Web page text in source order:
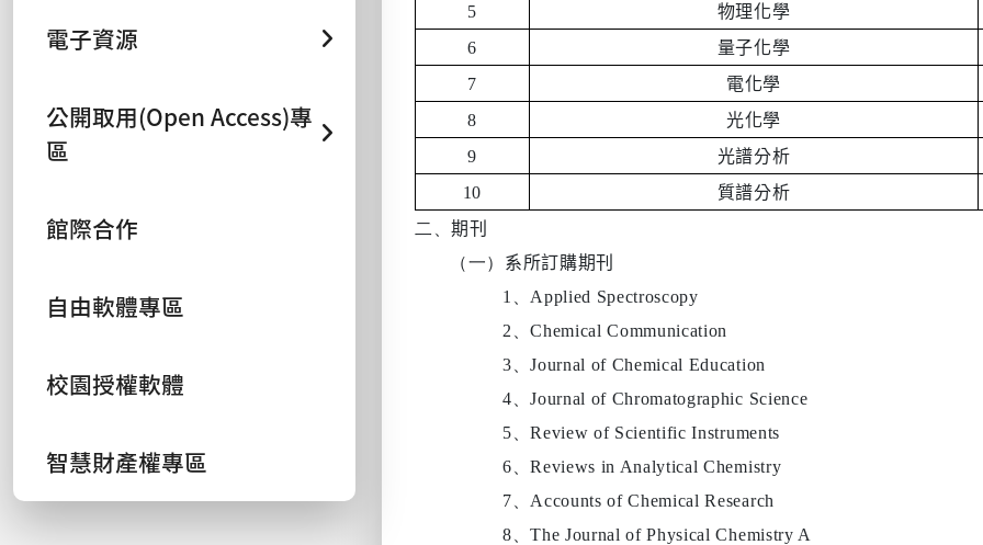
電子資源
公開取用(Open Access)專
區
館際合作
自由軟體專區
校園授權軟體
智慧財產權專區
5
物理化學
6
量子化學
7
電化學
8
光化學
9
光譜分析
10
質譜分析
二、期刊
（一） 系所訂購期刊
1、 Applied Spectroscopy
2、Chemical Communication
3、Journal of Chemical Education
4、Journal of Chromatographic Science
5、Review of Scientific Instruments
6、Reviews in Analytical Chemistry
7、 Accounts of Chemical Research
8、The Journal of Physical Chemistry A